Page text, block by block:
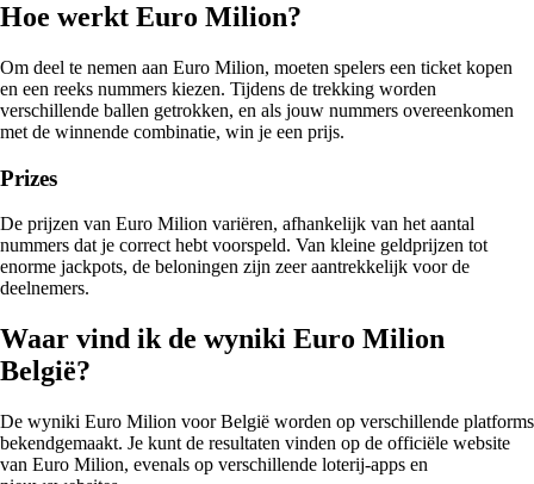
Hoe werkt Euro Milion?
Om deel te nemen aan Euro Milion, moeten spelers een ticket kopen
en een reeks nummers kiezen. Tijdens de trekking worden
verschillende ballen getrokken, en als jouw nummers overeenkomen
met de winnende combinatie, win je een prijs.
Prizes
De prijzen van Euro Milion variëren, afhankelijk van het aantal
nummers dat je correct hebt voorspeld. Van kleine geldprijzen tot
enorme jackpots, de beloningen zijn zeer aantrekkelijk voor de
deelnemers.
Waar vind ik de wyniki Euro Milion
België?
De wyniki Euro Milion voor België worden op verschillende platforms
bekendgemaakt. Je kunt de resultaten vinden op de officiële website
van Euro Milion, evenals op verschillende loterij-apps en